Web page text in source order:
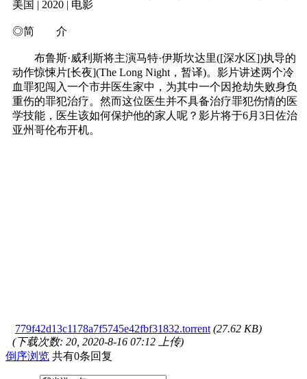
美国 | 2020 | 电影
◎简 介
布鲁斯·威利斯将主演马特·伊斯坎达里([深水区])执导的
动作惊悚片[长夜](The Long Night，暂译)。影片讲述两个冷
血罪犯闯入一个市井医生家中，为其中一个因抢劫失败身负
重伤的罪犯治疗。然而这位医生并不具备治疗罪犯伤情的医
学技能，医生该如何保护他的家人呢？影片将于6月3日佐治
亚州哥伦布开机。
779f42d13c1178a7f5745e42fbf31832.torrent (27.62 KB)
(下载次数: 20, 2020-8-16 07:12 上传)
倒序浏览 共有0条回复